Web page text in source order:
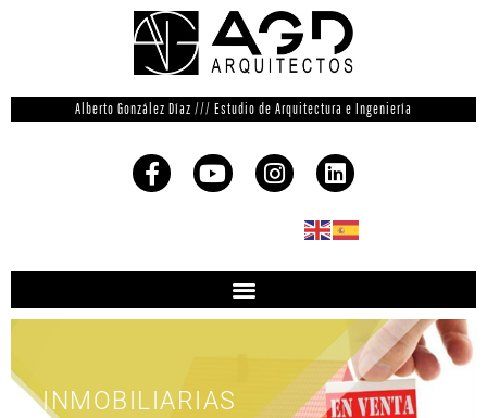
Alberto González Díaz /// Estudio de Arquitectura e Ingeniería
INMOBILIARIAS